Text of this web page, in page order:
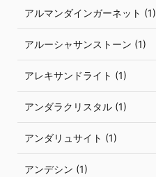
アルマンダインガーネット (1)
アルーシャサンストーン (1)
アレキサンドライト (1)
アンダラクリスタル (1)
アンダリュサイト (1)
アンデシン (1)